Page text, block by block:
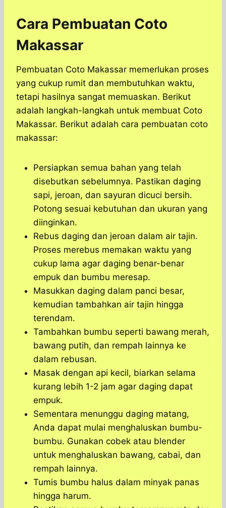
Cara Pembuatan Coto
Makassar
Pembuatan Coto Makassar memerlukan proses
yang cukup rumit dan membutuhkan waktu,
tetapi hasilnya sangat memuaskan. Berikut
adalah langkah-langkah untuk membuat Coto
Makassar. Berikut adalah cara pembuatan coto
makassar:
Persiapkan semua bahan yang telah
disebutkan sebelumnya. Pastikan daging
sapi, jeroan, dan sayuran dicuci bersih.
Potong sesuai kebutuhan dan ukuran yang
diinginkan.
Rebus daging dan jeroan dalam air tajin.
Proses merebus memakan waktu yang
cukup lama agar daging benar-benar
empuk dan bumbu meresap.
Masukkan daging dalam panci besar,
kemudian tambahkan air tajin hingga
terendam.
Tambahkan bumbu seperti bawang merah,
bawang putih, dan rempah lainnya ke
dalam rebusan.
Masak dengan api kecil, biarkan selama
kurang lebih 1-2 jam agar daging dapat
empuk.
Sementara menunggu daging matang,
Anda dapat mulai menghaluskan bumbu-
bumbu. Gunakan cobek atau blender
untuk menghaluskan bawang, cabai, dan
rempah lainnya.
Tumis bumbu halus dalam minyak panas
hingga harum.